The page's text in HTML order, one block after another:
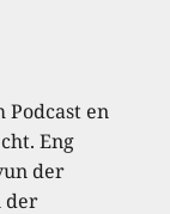
Podcast en
Eng
der
der